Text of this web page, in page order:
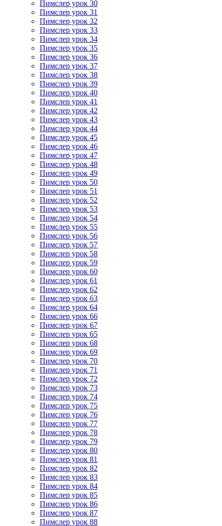
Пимслер урок 30
Пимслер урок 31
Пимслер урок 32
Пимслер урок 33
Пимслер урок 34
Пимслер урок 35
Пимслер урок 36
Пимслер урок 37
Пимслер урок 38
Пимслер урок 39
Пимслер урок 40
Пимслер урок 41
Пимслер урок 42
Пимслер урок 43
Пимслер урок 44
Пимслер урок 45
Пимслер урок 46
Пимслер урок 47
Пимслер урок 48
Пимслер урок 49
Пимслер урок 50
Пимслер урок 51
Пимслер урок 52
Пимслер урок 53
Пимслер урок 54
Пимслер урок 55
Пимслер урок 56
Пимслер урок 57
Пимслер урок 58
Пимслер урок 59
Пимслер урок 60
Пимслер урок 61
Пимслер урок 62
Пимслер урок 63
Пимслер урок 64
Пимслер урок 66
Пимслер урок 67
Пимслер урок 65
Пимслер урок 68
Пимслер урок 69
Пимслер урок 70
Пимслер урок 71
Пимслер урок 72
Пимслер урок 73
Пимслер урок 74
Пимслер урок 75
Пимслер урок 76
Пимслер урок 77
Пимслер урок 78
Пимслер урок 79
Пимслер урок 80
Пимслер урок 81
Пимслер урок 82
Пимслер урок 83
Пимслер урок 84
Пимслер урок 85
Пимслер урок 86
Пимслер урок 87
Пимслер урок 88